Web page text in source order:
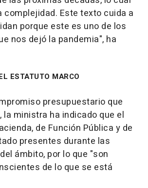
complejidad. Este texto cuida a
porque este es uno de los
nos dejó la pandemia", ha
ESTATUTO MARCO
presupuestario que
la ministra ha indicado que el
de Función Pública y de
presentes durante las
ámbito, por lo que "son
de lo que se está